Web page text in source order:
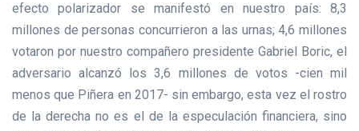
efecto polarizador se manifestó en nuestro país: 8,3
millones de personas concurrieron a las urnas; 4,6 millones
votaron por nuestro compañero presidente Gabriel Boric, el
adversario alcanzó los 3,6 millones de votos -cien mil
menos que Piñera en 2017- sin embargo, esta vez el rostro
de la derecha no es el de la especulación financiera, sino